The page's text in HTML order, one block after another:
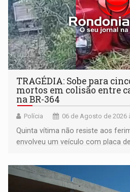
TRAGÉDIA: Sobe para
mortos em colisão entre
na BR-364
Polícia 06 de Agosto de 2026
Quinta vítima não resiste aos
envolveu um veículo com placa